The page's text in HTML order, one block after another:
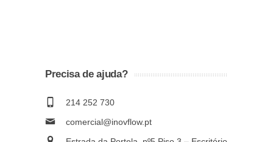
Precisa de ajuda?
214 252 730
comercial@inovflow.pt